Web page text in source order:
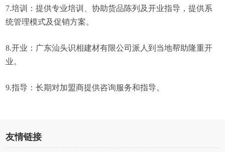
7.培训：提供专业培训、协助货品陈列及开业指导，提供系
统管理模式及促销方案。
8.开业：广东汕头识相建材有限公司派人到当地帮助隆重开
业。
9.指导：长期对加盟商提供咨询服务和指导。
友情链接